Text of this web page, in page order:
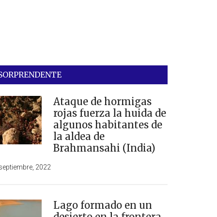
Ataque de hormigas
rojas fuerza la huida de
algunos habitantes de
la aldea de
Brahmansahi (India)
2022
Lago formado en un